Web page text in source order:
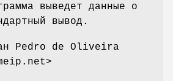
выведет данные о
вывод.
Pedro de Oliveira